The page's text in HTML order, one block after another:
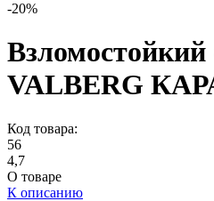
-20%
Взломостойкий
VALBERG
Код товара:
56
4,7
О товаре
К описанию